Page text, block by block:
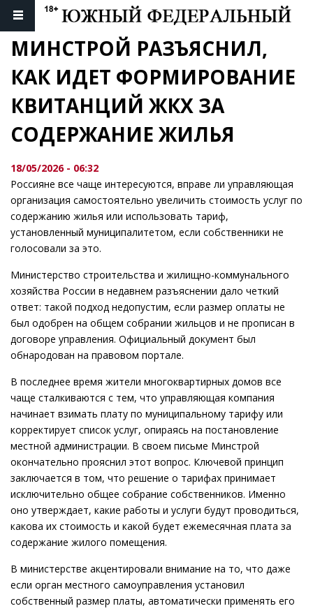
МИНСТРОЙ РАЗЪЯСНИЛ,
КАК ИДЕТ ФОРМИРОВАНИЕ
КВИТАНЦИЙ ЖКХ ЗА
СОДЕРЖАНИЕ ЖИЛЬЯ
18/05/2026 - 06:32
Россияне все чаще интересуются, вправе ли управляющая
организация самостоятельно увеличить стоимость услуг по
содержанию жилья или использовать тариф,
установленный муниципалитетом, если собственники не
голосовали за это.
Министерство строительства и жилищно-коммунального
хозяйства России в недавнем разъяснении дало четкий
ответ: такой подход недопустим, если размер оплаты не
был одобрен на общем собрании жильцов и не прописан в
договоре управления. Официальный документ был
обнародован на правовом портале.
В последнее время жители многоквартирных домов все
чаще сталкиваются с тем, что управляющая компания
начинает взимать плату по муниципальному тарифу или
корректирует список услуг, опираясь на постановление
местной администрации. В своем письме Минстрой
окончательно прояснил этот вопрос. Ключевой принцип
заключается в том, что решение о тарифах принимает
исключительно общее собрание собственников. Именно
оно утверждает, какие работы и услуги будут проводиться,
какова их стоимость и какой будет ежемесячная плата за
содержание жилого помещения.
В министерстве акцентировали внимание на то, что даже
если орган местного самоуправления установил
собственный размер платы, автоматически применять его